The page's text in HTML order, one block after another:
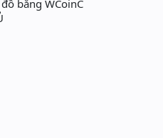
bằng WCoinC